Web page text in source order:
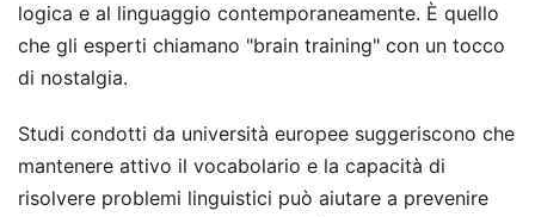
logica e al linguaggio contemporaneamente. È quello
che gli esperti chiamano "brain training" con un tocco
di nostalgia.
Studi condotti da università europee suggeriscono che
mantenere attivo il vocabolario e la capacità di
risolvere problemi linguistici può aiutare a prevenire